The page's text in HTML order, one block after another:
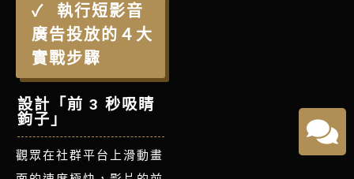
執行短影音
廣告投放的４大
實戰步驟
設計「前 3 秒吸睛
鉤子」
觀眾在社群平台上滑動畫